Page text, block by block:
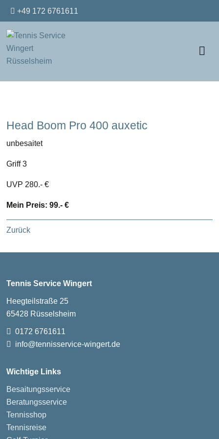
+49 172 6761611
Head Boom Pro 400 auxetic
unbesaitet
Griff 3
UVP 280.- €
Mein Preis: 99.- €
Zurück
Tennis Service Wingert
Heegteilstraße 25
65428 Rüsselsheim
0172 6761611
info@tennisservice-wingert.de
Wichtige Links
Besaitungsservice
Beratungsservice
Tennisshop
Tennisreise